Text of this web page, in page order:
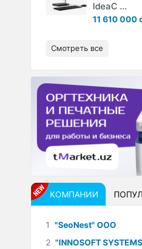
IdeaC ...
11 610 000
Смотреть все
КОМПАНИИ
1 "SeoNest" ООО
2 "INNOSOFT